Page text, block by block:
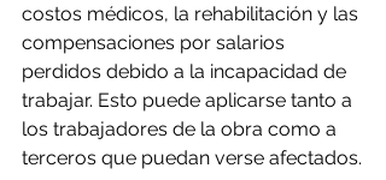
costos médicos, la rehabilitación y las
compensaciones por salarios
perdidos debido a la incapacidad de
trabajar. Esto puede aplicarse tanto a
los trabajadores de la obra como a
terceros que puedan verse afectados.